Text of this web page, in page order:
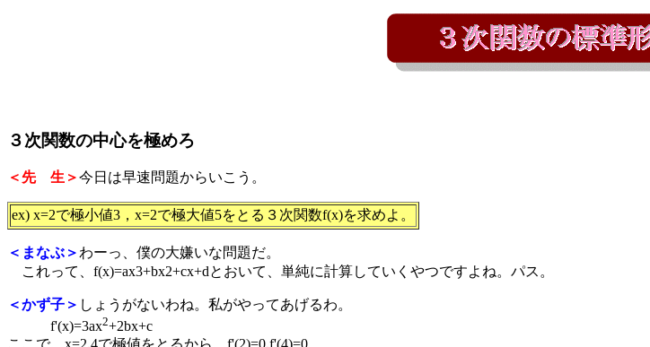
３次関数の中心を極めろ
＜先 生＞今日は早速問題からいこう。
ex) x=2で極小値3，x=2で極大値5をとる３次関数f(x)を求めよ。
＜まなぶ＞わーっ、僕の大嫌いな問題だ。
これって、f(x)=ax3+bx2+cx+dとおいて、単純に計算していくやつですよね。パス。
＜かず子＞ しょうがないわね。私がやってあげるわ。
f'(x)=3ax2+2bx+c
ここで、x=2,4で極値をとるから、f'(2)=0,f'(4)=0